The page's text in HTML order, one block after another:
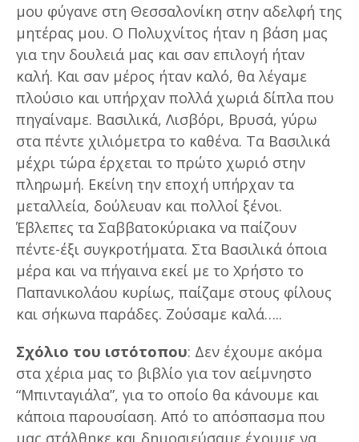
μου φύγανε στη Θεσσαλονίκη στην αδελφή της
μητέρας μου. Ο Πολυχνίτος ήταν η βάση μας
για την δουλειά μας και σαν επιλογή ήταν
καλή. Και σαν μέρος ήταν καλό, θα λέγαμε
πλούσιο και υπήρχαν πολλά χωριά δίπλα που
πηγαίναμε. Βασιλικά, Λισβόρι, Βρυσά, γύρω
στα πέντε χιλιόμετρα το καθένα. Τα Βασιλικά
μέχρι τώρα έρχεται το πρώτο χωριό στην
πληρωμή. Εκείνη την εποχή υπήρχαν τα
μεταλλεία, δούλευαν και πολλοί ξένοι.
Έβλεπες τα Σαββατοκύριακα να παίζουν
πέντε-έξι συγκροτήματα. Στα Βασιλικά όποια
μέρα και να πήγαινα εκεί με το Χρήστο το
Παπανικολάου κυρίως, παίζαμε στους φίλους
και σήκωνα παράδες. Ζούσαμε καλά…..
Σχόλιο του ιστότοπου: Δεν έχουμε ακόμα
στα χέρια μας το βιβλίο για τον αείμνηστο
“Μπινταγιάλα”, για το οποίο θα κάνουμε και
κάποια παρουσίαση. Από το απόσπασμα που
μας στάλθηκε και δημοσιεύσαμε έχουμε να